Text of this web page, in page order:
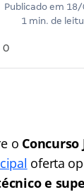
Publicado em 18/
1 min. de
0
o Concurso
oferta
e